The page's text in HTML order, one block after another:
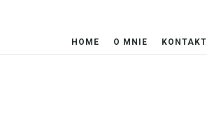
HOME O MNIE KONTAKT